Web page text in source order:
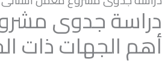
دراسة جدوى
أهم الجهات ذات